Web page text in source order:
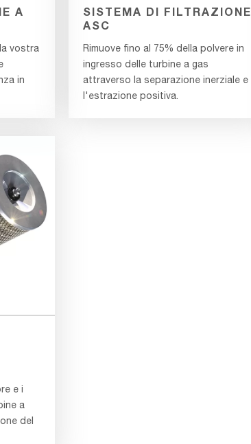
A
vostra
in
SISTEMA DI FILTRAZIONE
ASC
Rimuove fino al 75% della polvere in
ingresso delle turbine a gas
attraverso la separazione inerziale e
l'estrazione positiva.
e i
a
del